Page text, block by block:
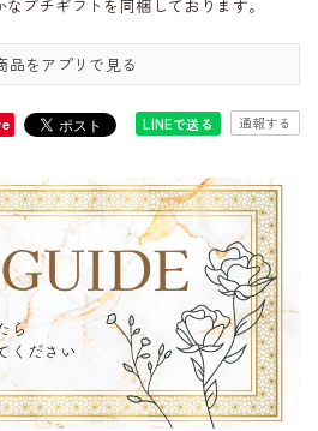
プチギフトを同梱しております。
品をアプリで見る
LINEで送る 通報する